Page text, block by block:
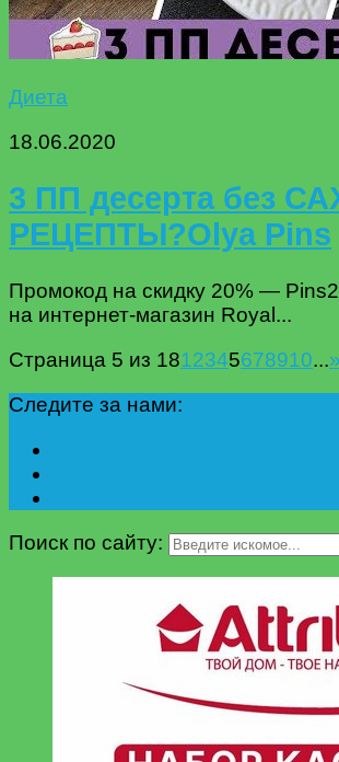
Диета
18.06.2020
3 ПП десерта без
РЕЦЕПТЫ?Olya Pins
Промокод на скидку 20% —
на интернет-магазин Royal...
Страница 5 из 1812345678910...»
Следите за нами:
Поиск по сайту: